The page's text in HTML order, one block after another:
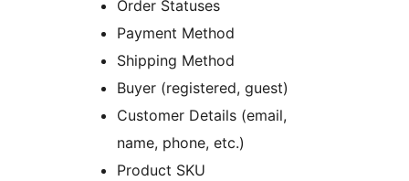
Order Statuses
Payment Method
Shipping Method
Buyer (registered, guest)
Customer Details (email,
name, phone, etc.)
Product SKU